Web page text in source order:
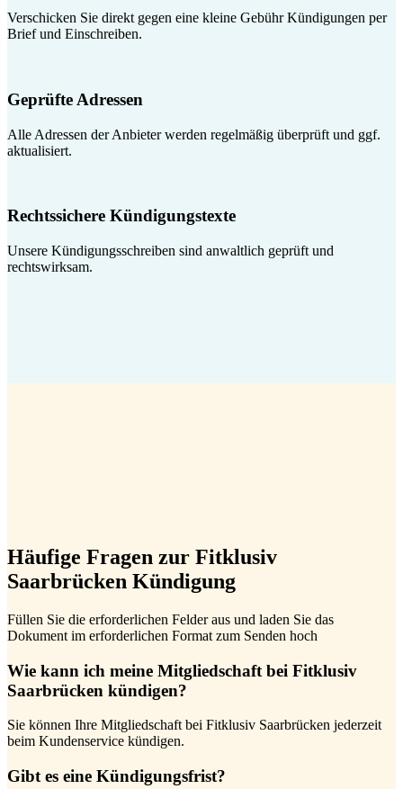
Verschicken Sie direkt gegen eine kleine Gebühr Kündigungen per
Brief und Einschreiben.
Geprüfte Adressen
Alle Adressen der Anbieter werden regelmäßig überprüft und ggf.
aktualisiert.
Rechtssichere Kündigungstexte
Unsere Kündigungsschreiben sind anwaltlich geprüft und
rechtswirksam.
Häufige Fragen zur Fitklusiv
Saarbrücken Kündigung
Füllen Sie die erforderlichen Felder aus und laden Sie das
Dokument im erforderlichen Format zum Senden hoch
Wie kann ich meine Mitgliedschaft bei Fitklusiv
Saarbrücken kündigen?
Sie können Ihre Mitgliedschaft bei Fitklusiv Saarbrücken jederzeit
beim Kundenservice kündigen.
Gibt es eine Kündigungsfrist?